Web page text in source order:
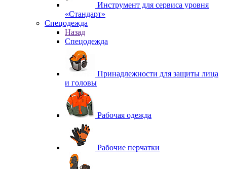
Инструмент для сервиса уровня
«Стандарт»
Спецодежда
Назад
Спецодежда
Принадлежности для защиты лица
и головы
Рабочая одежда
Рабочие перчатки